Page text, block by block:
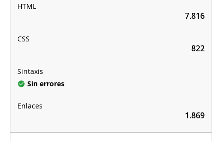
7.816
822
Sin errores
1.869